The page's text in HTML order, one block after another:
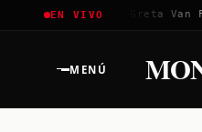
EN VIVO
Coachella 2026✱ Greta Van
MENÚ